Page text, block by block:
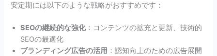
安定期には以下のような戦略がおすすめです：
SEOの継続的な強化：コンテンツの拡充と更新、技術的
SEOの最適化
ブランディング広告の活用 ：認知向上のための広告展開